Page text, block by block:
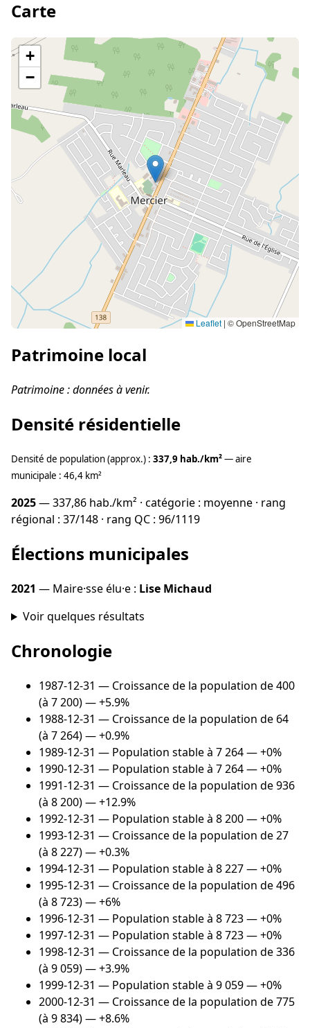
Carte
+
−
Leaflet | © OpenStreetMap
Patrimoine local
Patrimoine : données à venir.
Densité résidentielle
Densité de population (approx.) : 337,9 hab./km²— aire
municipale : 46,4 km²
2025— 337,86 hab./km² · catégorie : moyenne · rang
régional : 37/148 · rang QC : 96/1119
Élections municipales
2021 — Maire·sse élu·e : Lise Michaud
Voir quelques résultats
Chronologie
1987-12-31 — Croissance de la population de 400
(à 7 200) — +5.9%
1988-12-31 — Croissance de la population de 64
(à 7 264) — +0.9%
1989-12-31 — Population stable à 7 264 — +0%
1990-12-31 — Population stable à 7 264 — +0%
1991-12-31 — Croissance de la population de 936
(à 8 200) — +12.9%
1992-12-31 — Population stable à 8 200 — +0%
1993-12-31 — Croissance de la population de 27
(à 8 227) — +0.3%
1994-12-31 — Population stable à 8 227 — +0%
1995-12-31 — Croissance de la population de 496
(à 8 723) — +6%
1996-12-31 — Population stable à 8 723 — +0%
1997-12-31 — Population stable à 8 723 — +0%
1998-12-31 — Croissance de la population de 336
(à 9 059) — +3.9%
1999-12-31 — Population stable à 9 059 — +0%
2000-12-31 — Croissance de la population de 775
(à 9 834) — +8.6%